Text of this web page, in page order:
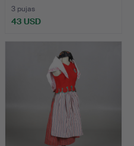
3 pujas
43 USD